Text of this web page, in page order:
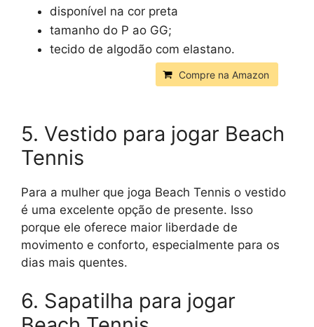
disponível na cor preta
tamanho do P ao GG;
tecido de algodão com elastano.
Compre na Amazon
5. Vestido para jogar Beach
Tennis
Para a mulher que joga Beach Tennis o vestido
é uma excelente opção de presente. Isso
porque ele oferece maior liberdade de
movimento e conforto, especialmente para os
dias mais quentes.
6. Sapatilha para jogar